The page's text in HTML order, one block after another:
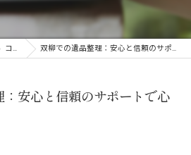
コラム 双柳での遺品整理：安心と信頼のサポートで心穏やかな整理を
安心と信頼のサポートで心